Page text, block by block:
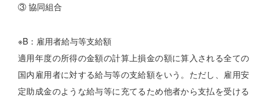
③ 協同組合
※B：雇用者給与等支給額
適用年度の所得の金額の計算上損金の額に算入される全ての
国内雇用者に対する給与等の支給額をいう。ただし、雇用安
定助成金のような給与等に充てるため他者から支払を受ける